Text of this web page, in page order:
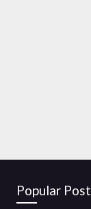
Popular